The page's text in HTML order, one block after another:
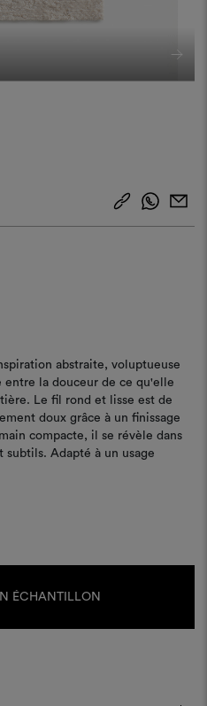
abstraite, voluptueuse
la douceur de ce qu'elle
Le fil rond et lisse est de
doux grâce à un finissage
compacte, il se révèle dans
subtils. Adapté à un usage
ÉCHANTILLON